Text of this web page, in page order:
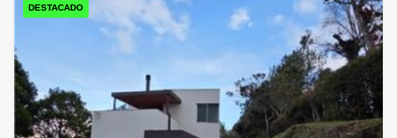
DESTACADO